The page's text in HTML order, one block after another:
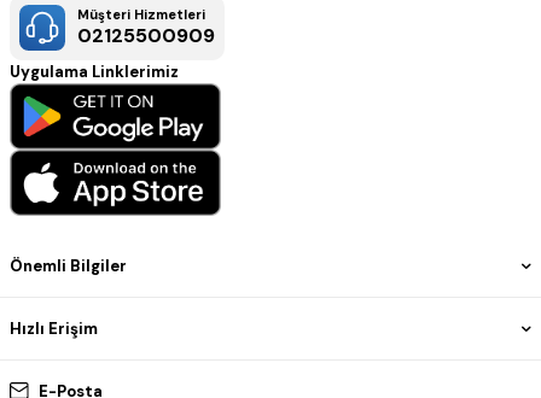
E-Posta
Önemli Bilgiler
Hızlı Erişim
Müşteri Hizmetleri
02125500909
Uygulama Linklerimiz